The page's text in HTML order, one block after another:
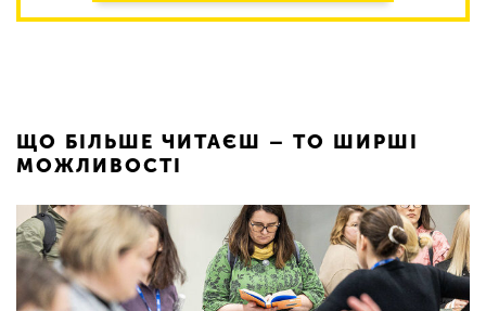
ЩО БІЛЬШЕ ЧИТАЄШ – ТО ШИРШІ
МОЖЛИВОСТІ